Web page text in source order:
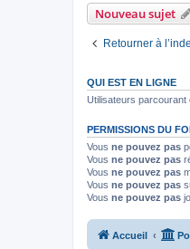
Nouveau sujet
Retourner à
QUI EST EN LIGNE
Utilisateurs parcourant
PERMISSIONS DU
Vous ne pouvez pas
Vous ne pouvez pas
Vous ne pouvez pas
Vous ne pouvez pas
Vous ne pouvez pas
Accueil